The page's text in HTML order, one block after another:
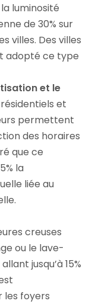
luminosité
de 30% sur
villes. Des villes
adopté ce type
et le
et
permettent
des horaires
que ce
la
liée au
creuses
ou le lave-
jusqu’à 15%
les foyers